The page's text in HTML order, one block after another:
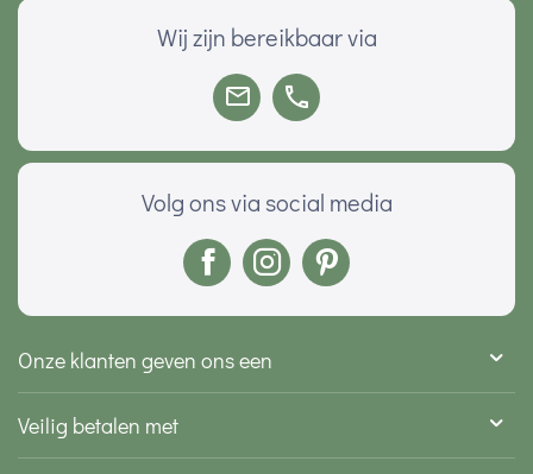
Wij zijn bereikbaar via
Volg ons via social media
Onze klanten geven ons een
Veilig betalen met